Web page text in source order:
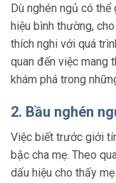
Dù nghén ngủ có
hiệu bình thường,
thích nghi với quá
quan đến việc mang
khám phá trong
2. Bầu nghén
Việc biết trước giới
bậc cha mẹ. Theo
dấu hiệu cho thấy